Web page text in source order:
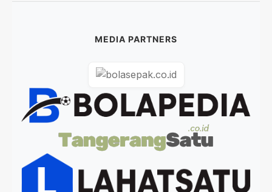
MEDIA PARTNERS